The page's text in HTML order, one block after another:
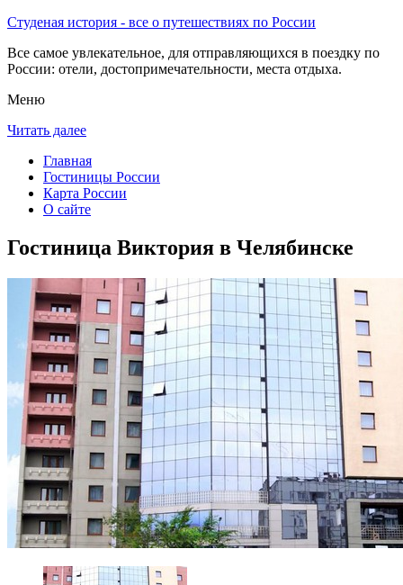
Студеная история - все о путешествиях по России
Все самое увлекательное, для отправляющихся в поездку по
России: отели, достопримечательности, места отдыха.
Меню
Читать далее
Главная
Гостиницы России
Карта России
О сайте
Гостиница Виктория в Челябинске